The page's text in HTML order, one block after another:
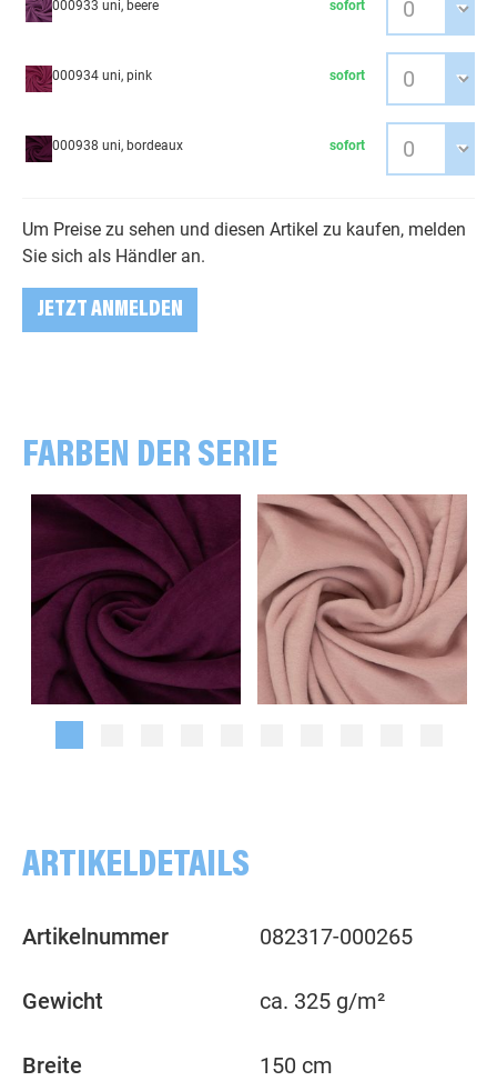
000933 uni, beere sofort
000934 uni, pink sofort
000938 uni, bordeaux sofort
Um Preise zu sehen und diesen Artikel zu kaufen, melden
Sie sich als Händler an.
JETZT ANMELDEN
FARBEN DER SERIE
ARTIKELDETAILS
Artikelnummer 082317-000265
Gewicht ca. 325 g/m²
Breite 150 cm